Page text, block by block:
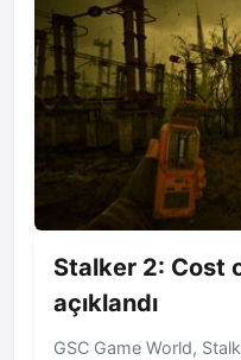
Stalker 2: Cost
açıklandı
GSC Game World,